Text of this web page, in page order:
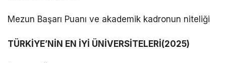
Mezun Başarı Puanı ve akademik kadronun niteliği
TÜRKİYE’NİN EN İYİ ÜNİVERSİTELERİ(2025)